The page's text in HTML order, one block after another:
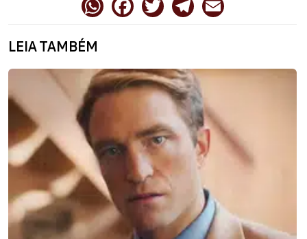
LEIA TAMBÉM